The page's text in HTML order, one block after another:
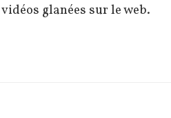
glanées sur le web.